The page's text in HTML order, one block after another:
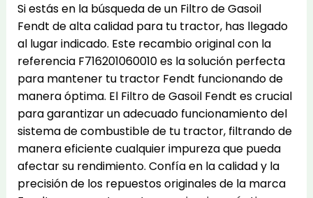
Si estás en la búsqueda de un Filtro de Gasoil
Fendt de alta calidad para tu tractor, has llegado
al lugar indicado. Este recambio original con la
referencia F716201060010 es la solución perfecta
para mantener tu tractor Fendt funcionando de
manera óptima. El Filtro de Gasoil Fendt es crucial
para garantizar un adecuado funcionamiento del
sistema de combustible de tu tractor, filtrando de
manera eficiente cualquier impureza que pueda
afectar su rendimiento. Confía en la calidad y la
precisión de los repuestos originales de la marca